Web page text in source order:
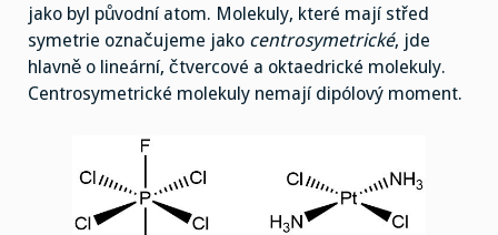
jako byl původní atom. Molekuly, které mají střed
symetrie označujeme jako centrosymetrické, jde
hlavně o lineární, čtvercové a oktaedrické molekuly.
Centrosymetrické molekuly nemají dipólový moment.